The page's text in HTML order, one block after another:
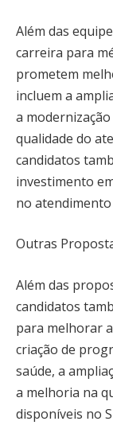
Além das
carreira para
prometem
incluem a
a
qualidade do
candidatos
investimento
no atendimento
Outras
Além das
candidatos
para melhorar
criação de
saúde, a
a melhoria na
disponíveis no